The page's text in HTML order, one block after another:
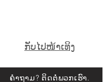
ກັບໄປໜ້າເທິງ
ຄໍາຖາມ? ຕິດ​ຕໍ່​ພວກ​ເຮົາ.